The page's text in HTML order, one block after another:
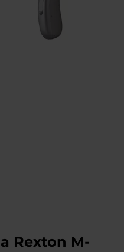
Rexton M-